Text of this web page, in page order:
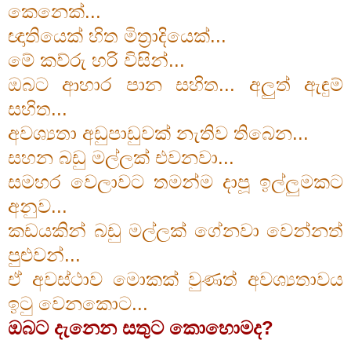
කෙනෙක්...
ඥාතියෙක් හිත මිත්‍රාදියෙක්...
මේ කව්රු හරි විසින්...
ඔබට ආහාර පාන සහිත... අලුත් ඇඳුම්
සහිත...
අවශ්‍යතා අඩුපාඩුවක් නැතිව තිබෙන...
සහන බඩු මල්ලක් එවනවා...
සමහර වෙලාවට තමන්ම දාපූ ඉල්ලුමකට
අනුව...
කඩයකින් බඩු මල්ලක් ගේනවා වෙන්නත්
පුළුවන්...
ඒ අවස්ථාව මොකක් වුණත් අවශ්‍යතාවය
ඉටු වෙනකොට...
ඔබට දැනෙන සතුට කොහොමද?